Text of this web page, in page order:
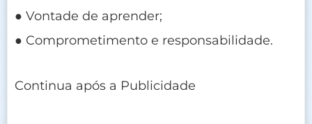
● Vontade de aprender;
● Comprometimento e responsabilidade.
Continua após a Publicidade